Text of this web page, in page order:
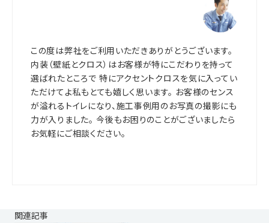
この度は弊社をご利用いただきありがとうございます。
内装（壁紙とクロス）はお客様が特にこだわりを持って
選ばれたところで 特にアクセントクロスを気に入ってい
ただけてよ私もとても嬉しく思います。 お客様のセンス
が溢れるトイレになり、施工事例用のお写真の撮影にも
力が入りました。 今後もお困りのことがございましたら
お気軽にご相談ください。
関連記事